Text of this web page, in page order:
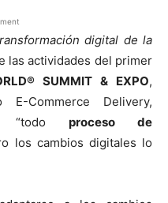
digital de la
las actividades del primer
SUMMIT & EXPO,
Commerce Delivery,
“todo proceso de
los cambios digitales lo